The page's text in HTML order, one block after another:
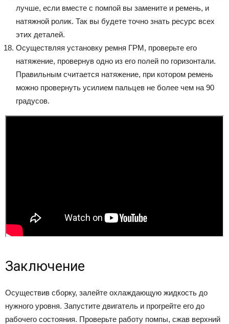
лучше, если вместе с помпой вы замените и ремень, и
натяжной ролик. Так вы будете точно знать ресурс всех
этих деталей.
Осуществляя установку ремня ГРМ, проверьте его
натяжение, провернув одно из его полей по горизонтали.
Правильным считается натяжение, при котором ремень
можно провернуть усилием пальцев не более чем на 90
градусов.
Заключение
Осуществив сборку, залейте охлаждающую жидкость до
нужного уровня. Запустите двигатель и прогрейте его до
рабочего состояния. Проверьте работу помпы, сжав верхний